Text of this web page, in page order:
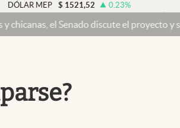
$ 1521,52 0.23%
discute el proyecto y se votaría pasada